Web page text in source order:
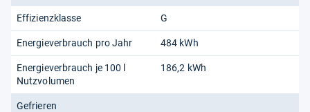
Effizienzklasse G
Energieverbrauch pro Jahr 484 kWh
Energieverbrauch je 100 l
Nutzvolumen
186,2 kWh
Gefrieren